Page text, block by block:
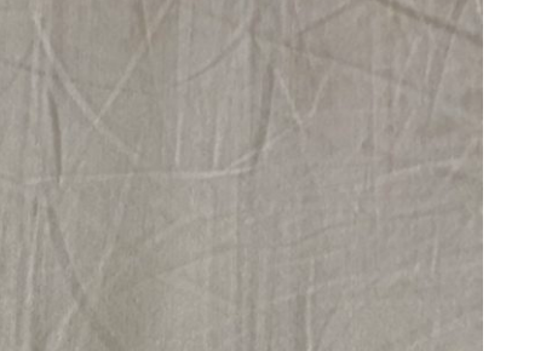
Esche
Hollunder
Admin
Habitus